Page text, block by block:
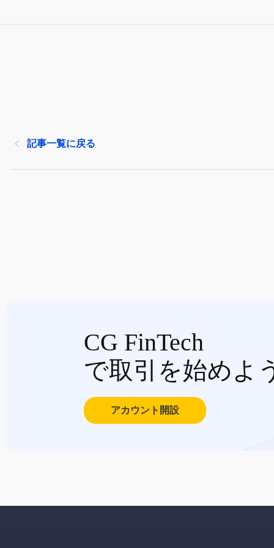
記事一覧に戻る
CG FinTech
で取引を始めよ
アカウント開設